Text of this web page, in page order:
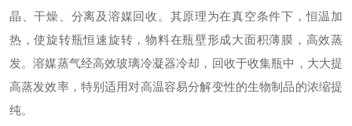
晶、干燥、分离及溶媒回收 。 其原理为在真空条件下，恒温加
热，使旋转瓶恒速旋转，物料在瓶壁形成大面积薄膜，高效蒸
发。溶媒蒸气经高效玻璃冷凝器冷却，回收于收集瓶中，大大提
高蒸发效率， 特别适用对高温容易分解变性的生物制品的浓缩提
纯。